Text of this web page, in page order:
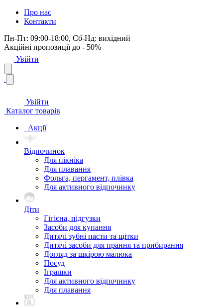
Про нас
Контакти
Пн-Пт: 09:00-18:00, Сб-Нд: вихідний
Акційні пропозиції до - 50%
Увійти
Увійти
Каталог товарів
Акції
Відпочинок
Для пікніка
Для плавання
Фольга, пергамент, плівка
Для активного відпочинку
Діти
Гігієна, підгузки
Засоби для купання
Дитячі зубні пасти та щітки
Дитячі засоби для прання та прибирання
Догляд за шкірою малюка
Посуд
Іграшки
Для активного відпочинку
Для плавання